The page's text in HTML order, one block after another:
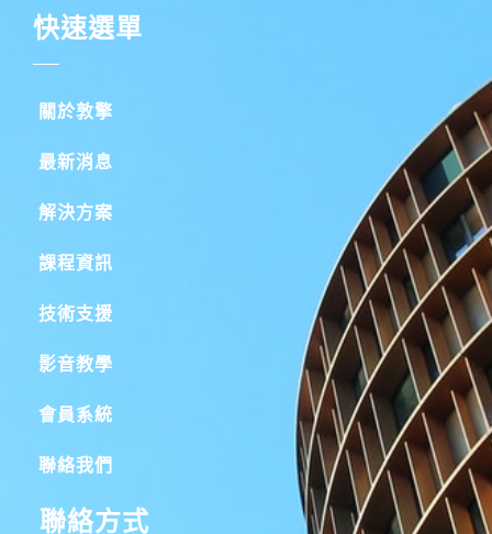
快速選單
關於敦擎
最新消息
解決方案
課程資訊
技術支援
影音教學
會員系統
聯絡我們
聯絡方式